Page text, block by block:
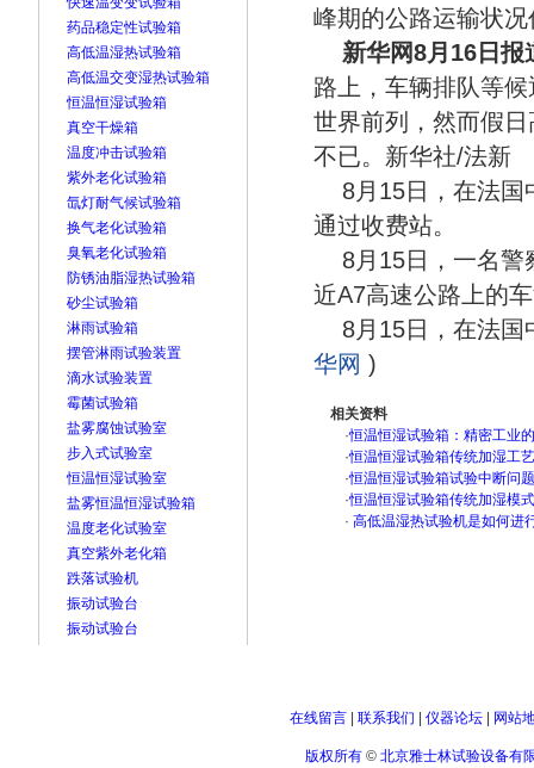
药品稳定性试验箱
高低温湿热试验箱
高低温交变湿热试验箱
恒温恒湿试验箱
真空干燥箱
温度冲击试验箱
紫外老化试验箱
氙灯耐气候试验箱
换气老化试验箱
臭氧老化试验箱
防锈油脂湿热试验箱
砂尘试验箱
淋雨试验箱
摆管淋雨试验装置
滴水试验装置
霉菌试验箱
盐雾腐蚀试验室
步入式试验室
恒温恒湿试验室
盐雾恒温恒湿试验箱
温度老化试验室
真空紫外老化箱
跌落试验机
振动试验台
振动试验台
峰期的公路运输状
新华网8月16日报
路上，车辆排队等
世界前列，然而假
不已。新华社/法新
8月15日，在法
通过收费站。
8月15日，一名
近A7高速公路上的
8月15日，在法
华网 )
相关资料
·恒温恒湿试验箱：精密工业
·恒温恒湿试验箱传统加湿工
·恒温恒湿试验箱试验中断问
·恒温恒湿试验箱传统加湿模
· 高低温湿热试验机是如何进
在线留言| 联系我们 仪器论坛| 网站
版权所有 © 北京雅士林试验设备有